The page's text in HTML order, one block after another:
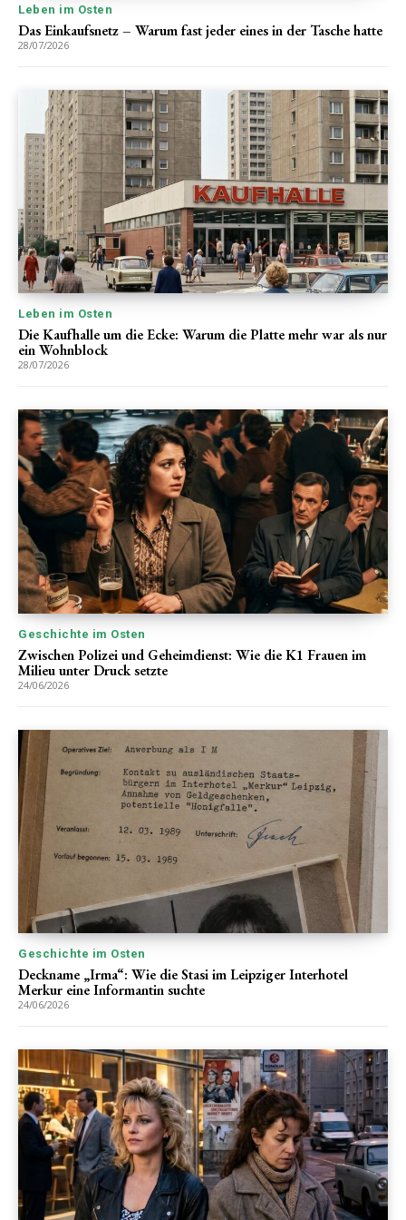
Leben im Osten
Das Einkaufsnetz – Warum fast jeder eines in der Tasche hatte
28/07/2026
Leben im Osten
Die Kaufhalle um die Ecke: Warum die Platte mehr war als nur
ein Wohnblock
28/07/2026
Geschichte im Osten
Zwischen Polizei und Geheimdienst: Wie die K1 Frauen im
Milieu unter Druck setzte
24/06/2026
Geschichte im Osten
Deckname „Irma“: Wie die Stasi im Leipziger Interhotel
Merkur eine Informantin suchte
24/06/2026